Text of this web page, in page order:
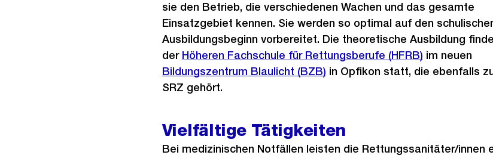
sie den Betrieb, die verschiedenen Wachen und das gesamte
Einsatzgebiet kennen. Sie werden so optimal auf den
Ausbildungsbeginn vorbereitet. Die theoretische Ausbildung
der Höheren Fachschule für Rettungsberufe (HFRB) im neuen
Bildungszentrum Blaulicht (BZB) in Opfikon statt, die ebenfalls
SRZ gehört.
Vielfältige Tätigkeiten
Bei medizinischen Notfällen leisten die Rettungssanitäter/innen